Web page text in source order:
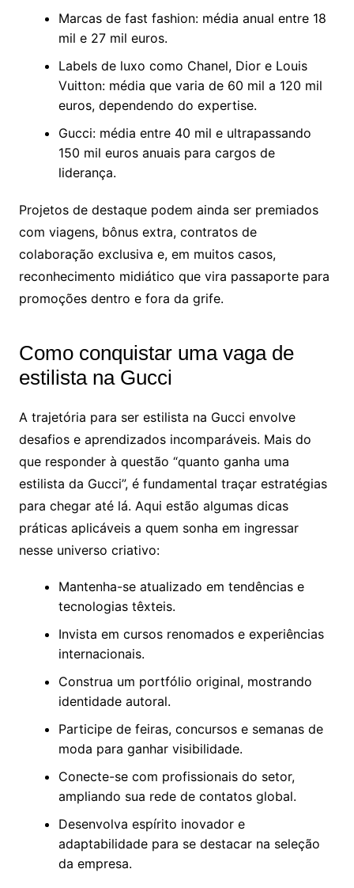
Marcas de fast fashion: média anual entre 18
mil e 27 mil euros.
Labels de luxo como Chanel, Dior e Louis
Vuitton: média que varia de 60 mil a 120 mil
euros, dependendo do expertise.
Gucci: média entre 40 mil e ultrapassando
150 mil euros anuais para cargos de
liderança.
Projetos de destaque podem ainda ser premiados
com viagens, bônus extra, contratos de
colaboração exclusiva e, em muitos casos,
reconhecimento midiático que vira passaporte para
promoções dentro e fora da grife.
Como conquistar uma vaga de
estilista na Gucci
A trajetória para ser estilista na Gucci envolve
desafios e aprendizados incomparáveis. Mais do
que responder à questão “quanto ganha uma
estilista da Gucci”, é fundamental traçar estratégias
para chegar até lá. Aqui estão algumas dicas
práticas aplicáveis a quem sonha em ingressar
nesse universo criativo:
Mantenha-se atualizado em tendências e
tecnologias têxteis.
Invista em cursos renomados e experiências
internacionais.
Construa um portfólio original, mostrando
identidade autoral.
Participe de feiras, concursos e semanas de
moda para ganhar visibilidade.
Conecte-se com profissionais do setor,
ampliando sua rede de contatos global.
Desenvolva espírito inovador e
adaptabilidade para se destacar na seleção
da empresa.